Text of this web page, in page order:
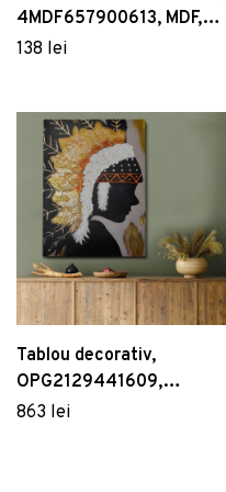
4MDF657900613, MDF,
Imprimat UV, Multicolor
138 lei
Tablou decorativ,
OPG2129441609,
Canvas, Cadru: 100%
863 lei